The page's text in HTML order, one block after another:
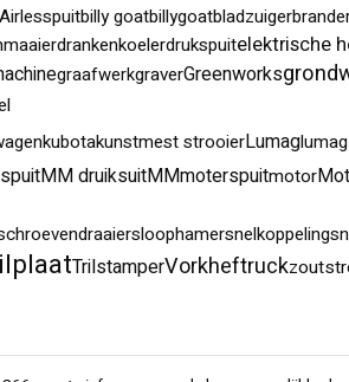
Airlesspuitbilly goatbillygoatbladzuiger
drankenkoelerdrukspuitelektrische
graafwerkgraverGreenworks
kubotakunstmest strooierLumag
MM druiksuitMMmoterspuitmotor
sloophamersnelkoppeling
TrilstamperVorkheftruck